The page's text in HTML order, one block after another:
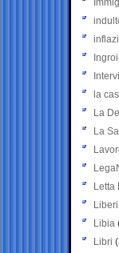
la
La
La
Letta
Libia
Libri